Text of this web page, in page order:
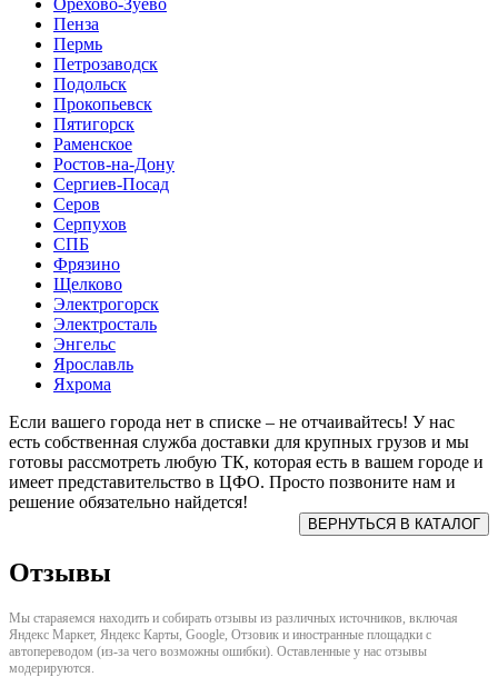
Пенза
Пермь
Петрозаводск
Подольск
Прокопьевск
Пятигорск
Раменское
Ростов-на-Дону
Сергиев-Посад
Серов
Серпухов
СПБ
Фрязино
Щелково
Электрогорск
Электросталь
Энгельс
Ярославль
Яхрома
Если вашего города нет в списке – не отчаивайтесь! У нас
есть собственная служба доставки для крупных грузов и мы
готовы рассмотреть любую ТК, которая есть в вашем городе и
имеет представительство в ЦФО. Просто позвоните нам и
решение обязательно найдется!
Отзывы
Мы стараяемся находить и собирать отзывы из различных источников, включая
Яндекс Маркет, Яндекс Карты, Google, Отзовик и иностранные площадки с
автопереводом (из-за чего возможны ошибки). Оставленные у нас отзывы
модерируются.